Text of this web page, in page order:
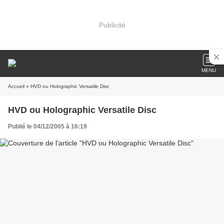
Publicité
MENU
Accueil » HVD ou Holographic Versatile Disc
HVD ou Holographic Versatile Disc
Publié le 04/12/2005 à 16:19